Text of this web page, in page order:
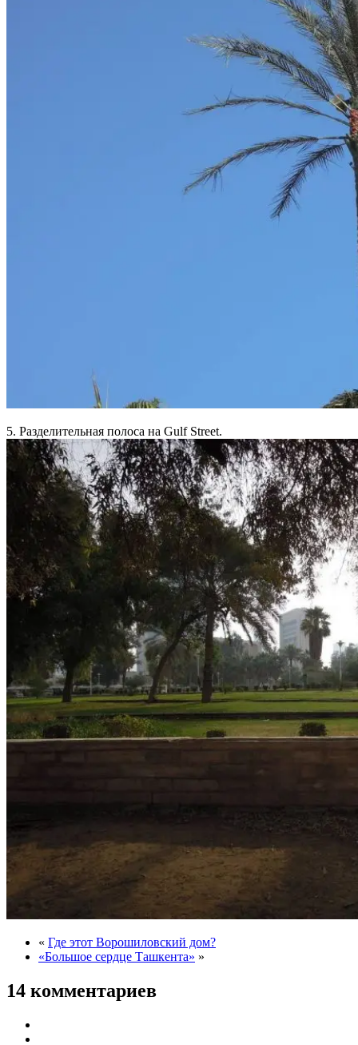
5. Разделительная полоса на Gulf Street.
« Где этот Ворошиловский дом?
«Большое сердце Ташкента» »
14 комментариев